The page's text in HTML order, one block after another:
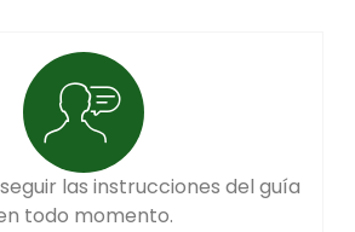
las instrucciones del guía
todo momento.